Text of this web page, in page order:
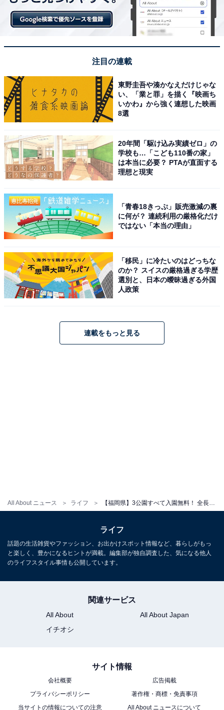
All About ニュース ライフ
高田濃施山公園の遊具
福岡県みやま市高田町にある「高田濃施山公園（たかた
れた自然豊かな丘陵公園です。入園は無料で、子どもた
ちに人気のコンビネーション遊具のほか、キャンプ場・
バーベキュー広場・パターゴルフ場（全9ホール）・郷
JR鹿児島本線「渡瀬駅」から徒歩10分という好アクセス
で、西鉄「開駅」からも徒歩約20分と公共交通機関での
キャンプ場（大人50円・未就学児無料）・バーベキュー
広場（大人50円・未就学児無料）・パターゴルフ場（1
ラウンド100円）は格安料金で利用でき、いずれも電話
なお、2025年10月に海方池（噴水のある池）で漏水が発
アクセス
所在地：福岡県みやま市高田町下楠田480番地外
電車：JR鹿児島本線「渡瀬駅」より徒歩10分 / 西鉄天神
大牟田線「開駅」より徒歩約20分
入園・遊具：無料
※海方池の噴水・放水・流水は現在停止中（漏水のた
め・再開未定）
注目の連載
東野圭吾や湊かなえだけじゃな
い、「業と罪」を描く『映画ち
いかわ』から強く連想した映画
8選
20年間「駆け込み実績ゼロ」の
学校も…「こども110番の家」
は本当に必要？ PTAが直面する
理想と現実
「青春18きっぷ」販売激減の裏
に何が？ 連続利用の厳格化だけ
ではない「本当の理由」
「移民」に冷たいのはどっちな
のか？ スイスの厳格過ぎる学歴
選別と、日本の曖昧過ぎる外国
人政策
連載をもっと見る
ライフ
話題の生活雑貨やファッション、お出かけスポット情報など、暮らしがもっ
と楽しく、豊かになるヒントが満載。編集部が独自調査した、気になる他人
のライフスタイル事情も公開しています。
関連サービス
All About
All About Japan
イチオシ
サイト情報
会社概要
広告掲載
プライバシーポリシー
著作権・商標・免責事項
当サイトの情報についての注意
All About ニュースについて